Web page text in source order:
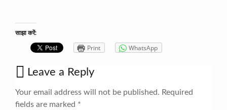
साझा करें:
Print WhatsApp
Leave a Reply
Your email address will not be published. Required
fields are marked *